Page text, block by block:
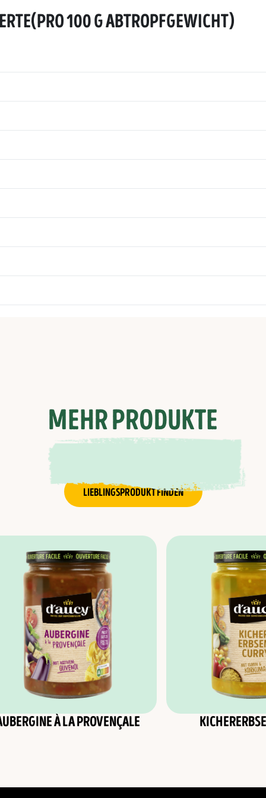
(PRO 100 G ABTROPFGEWICHT)
MEHR PRODUKTE
LIEBLINGSPRODUKT FINDEN
À LA PROVENÇALE